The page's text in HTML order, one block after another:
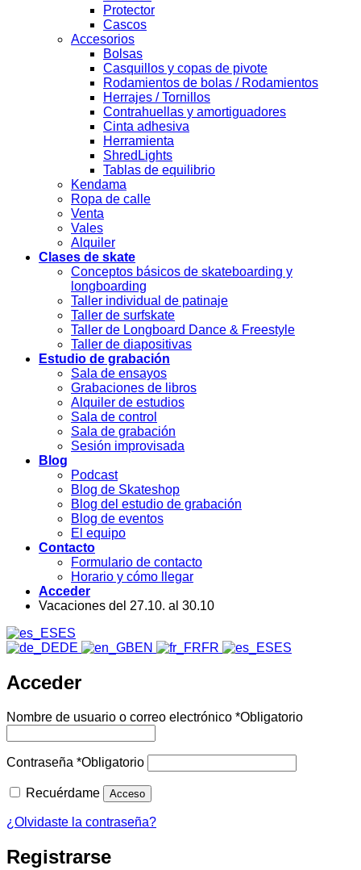
Protector
Cascos
Accesorios
Bolsas
Casquillos y copas de pivote
Rodamientos de bolas / Rodamientos
Herrajes / Tornillos
Contrahuellas y amortiguadores
Cinta adhesiva
Herramienta
ShredLights
Tablas de equilibrio
Kendama
Ropa de calle
Venta
Vales
Alquiler
Clases de skate
Conceptos básicos de skateboarding y
longboarding
Taller individual de patinaje
Taller de surfskate
Taller de Longboard Dance & Freestyle
Taller de diapositivas
Estudio de grabación
Sala de ensayos
Grabaciones de libros
Alquiler de estudios
Sala de control
Sala de grabación
Sesión improvisada
Blog
Podcast
Blog de Skateshop
Blog del estudio de grabación
Blog de eventos
El equipo
Contacto
Formulario de contacto
Horario y cómo llegar
Acceder
Vacaciones del 27.10. al 30.10
ES
DE
EN FR ES
Acceder
Nombre de usuario o correo electrónico *Obligatorio
Contraseña *Obligatorio
Recuérdame Acceso
¿Olvidaste la contraseña?
Registrarse